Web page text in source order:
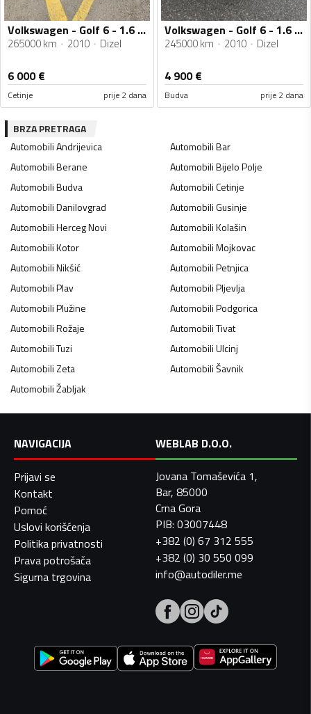
Volkswagen - Golf 6 - 1.6 tdi
265000 km 2010 Dizel
6 000€
Cetinje prije 2 dana
Volkswagen - Golf 6 - 1.6 TDI
245000 km 2010 Dizel
4 900€
Budva prije 2 dana
BRZA PRETRAGA
AutomobiliAndrijevica AutomobiliBar
AutomobiliBerane AutomobiliBijelo Polje
AutomobiliBudva AutomobiliCetinje
AutomobiliDanilovgrad AutomobiliGusinje
AutomobiliHerceg Novi AutomobiliKolašin
AutomobiliKotor AutomobiliMojkovac
AutomobiliNikšić AutomobiliPetnjica
AutomobiliPlav AutomobiliPljevlja
AutomobiliPlužine AutomobiliPodgorica
AutomobiliRožaje AutomobiliTivat
AutomobiliTuzi AutomobiliUlcinj
AutomobiliZeta AutomobiliŠavnik
AutomobiliŽabljak
NAVIGACIJA
Prijavi se
Kontakt
Pomoć
Uslovi korišćenja
Politika privatnosti
Prava potrošača
Sigurna trgovina
WEBLAB D.O.O.
Jovana Tomaševića 1,
Bar, 85000
Crna Gora
PIB: 03007448
+382 (0) 67 312 555
+382 (0) 30 550 099
info@autodiler.me